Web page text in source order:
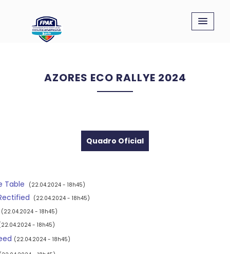
AZORES ECO RALLYE 2024
Quadro Oficial
Table (22.04.2024 - 18h45)
(22.04.2024 - 18h45)
(22.04.2024 - 18h45)
- 18h45)
(22.04.2024 - 18h45)